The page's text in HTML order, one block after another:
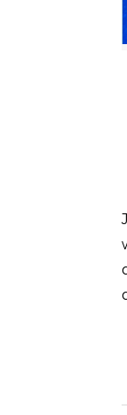
Jual Trophy Wisuda, Piala Wisuda Marmer Jual Trophy Wisuda, Piala Wisuda Marmer – Piala